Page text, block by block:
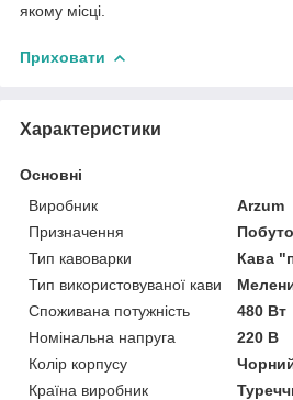
якому місці.
Приховати
Характеристики
Основні
Виробник
Arzum
Призначення
Тип кавоварки
Кава
Тип використовуваної кави
Споживана потужність
480 Вт
Номінальна напруга
220 В
Колір корпусу
Країна виробник